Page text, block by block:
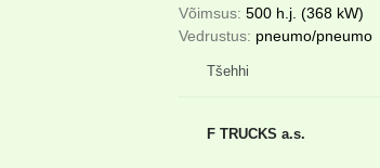
Võimsus 500 h.j. (368 kW)
Vedrustus pneumo/pneumo
Tšehhi
F TRUCKS a.s.